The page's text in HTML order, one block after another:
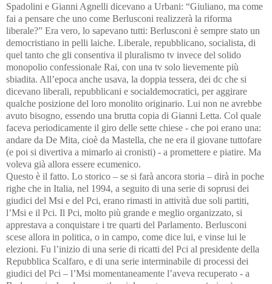
Spadolini e Gianni Agnelli dicevano a Urbani: “Giuliano, ma come
fai a pensare che uno come Berlusconi realizzerà la riforma
liberale?” Era vero, lo sapevano tutti: Berlusconi è sempre stato un
democristiano in pelli laiche. Liberale, repubblicano, socialista, di
quel tanto che gli consentiva il pluralismo tv invece del solido
monopolio confessionale Rai, con una tv solo lievemente più
sbiadita. All’epoca anche usava, la doppia tessera, dei dc che si
dicevano liberali, repubblicani e socialdemocratici, per aggirare
qualche posizione del loro monolito originario. Lui non ne avrebbe
avuto bisogno, essendo una brutta copia di Gianni Letta. Col quale
faceva periodicamente il giro delle sette chiese - che poi erano una:
andare da De Mita, cioè da Mastella, che ne era il giovane tuttofare
(e poi si divertiva a mimarlo ai cronisti) - a promettere e piatire. Ma
voleva già allora essere ecumenico.
Questo è il fatto. Lo storico – se si farà ancora storia – dirà in poche
righe che in Italia, nel 1994, a seguito di una serie di soprusi dei
giudici del Msi e del Pci, erano rimasti in attività due soli partiti,
l’Msi e il Pci. Il Pci, molto più grande e meglio organizzato, si
apprestava a conquistare i tre quarti del Parlamento. Berlusconi
scese allora in politica, o in campo, come dice lui, e vinse lui le
elezioni. Fu l’inizio di una serie di ricatti del Pci al presidente della
Repubblica Scalfaro, e di una serie interminabile di processi dei
giudici del Pci – l’Msi momentaneamente l’aveva recuperato - a